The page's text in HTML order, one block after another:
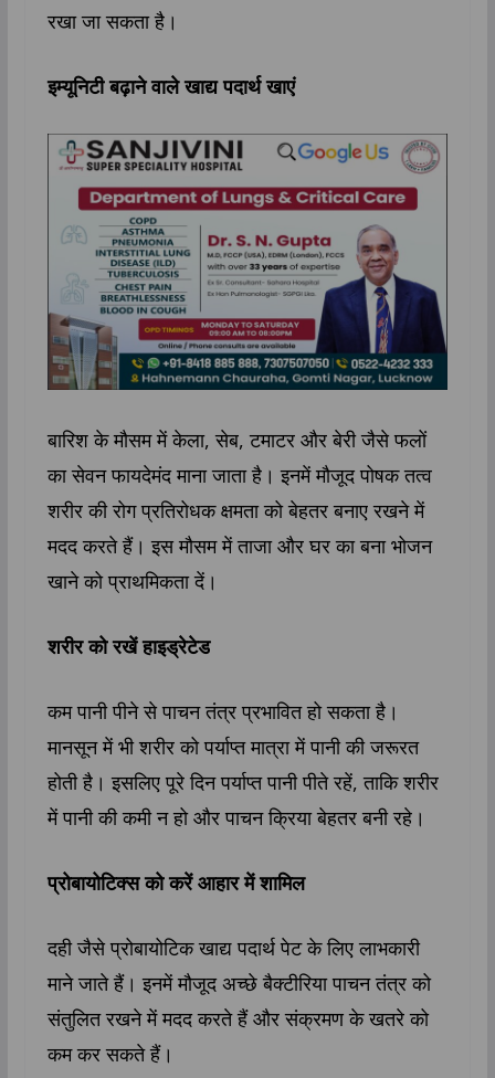
रखा जा सकता है।
इम्यूनिटी बढ़ाने वाले खाद्य पदार्थ खाएं
बारिश के मौसम में केला, सेब, टमाटर और बेरी जैसे फलों
का सेवन फायदेमंद माना जाता है। इनमें मौजूद पोषक तत्व
शरीर की रोग प्रतिरोधक क्षमता को बेहतर बनाए रखने में
मदद करते हैं। इस मौसम में ताजा और घर का बना भोजन
खाने को प्राथमिकता दें।
शरीर को रखें हाइड्रेटेड
कम पानी पीने से पाचन तंत्र प्रभावित हो सकता है।
मानसून में भी शरीर को पर्याप्त मात्रा में पानी की जरूरत
होती है। इसलिए पूरे दिन पर्याप्त पानी पीते रहें, ताकि शरीर
में पानी की कमी न हो और पाचन क्रिया बेहतर बनी रहे।
प्रोबायोटिक्स को करें आहार में शामिल
दही जैसे प्रोबायोटिक खाद्य पदार्थ पेट के लिए लाभकारी
माने जाते हैं। इनमें मौजूद अच्छे बैक्टीरिया पाचन तंत्र को
संतुलित रखने में मदद करते हैं और संक्रमण के खतरे को
कम कर सकते हैं।